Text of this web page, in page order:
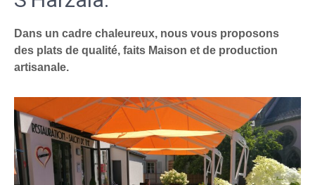
Dans un cadre chaleureux, nous vous proposons
des plats de qualité, faits Maison et de production
artisanale.